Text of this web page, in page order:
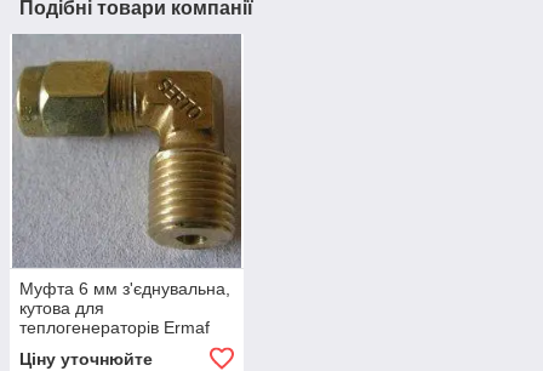
Подібні товари компанії
Муфта 6 мм з'єднувальна,
кутова для
теплогенераторів Ermaf
Ціну уточнюйте